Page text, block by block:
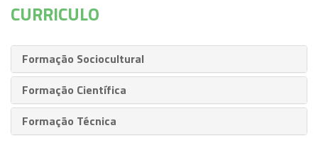
CURRICULO
Formação Sociocultural
Formação Científica
Formação Técnica